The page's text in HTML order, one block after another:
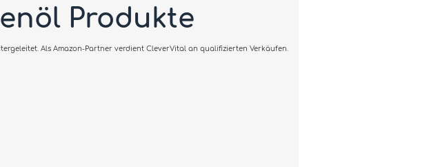
Produkte
Als Amazon-Partner verdient CleverVital an qualifizierten Verkäufen.